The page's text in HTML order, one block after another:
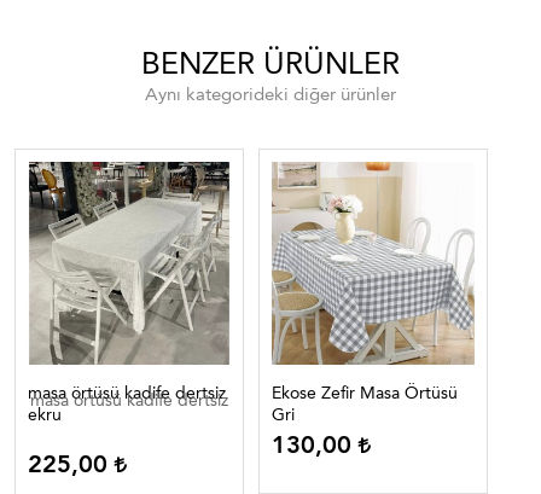
BENZER ÜRÜNLER
Aynı kategorideki diğer ürünler
masa örtüsü kadife dertsiz
ekru
masa örtüsü kadife dertsiz
225,00
Ekose Zefir Masa Örtüsü
Gri
130,00